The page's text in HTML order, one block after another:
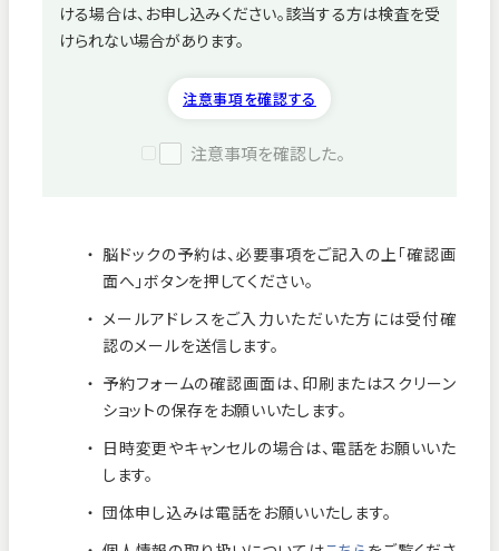
病院紹介
お知らせ 個人情報保護方針
ける場合は、お申し込みください。該当する方は検査を受
けられない場合があります。
注意事項を確認する
注意事項を確認した。
脳ドックの予約は、必要事項をご記入の上「確認画
面へ」ボタンを押してください。
メールアドレスをご入力いただいた方には受付確
認のメールを送信します。
予約フォームの確認画面は、印刷またはスクリーン
ショットの保存をお願いいたします。
日時変更やキャンセルの場合は、電話をお願いいた
します。
団体申し込みは電話をお願いいたします。